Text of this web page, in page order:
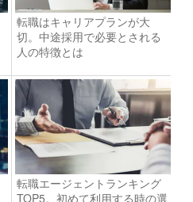
転職はキャリアプランが大
切。中途採用で必要とされる
人の特徴とは
転職エージェントランキング
TOP5。初めて利用する時の選